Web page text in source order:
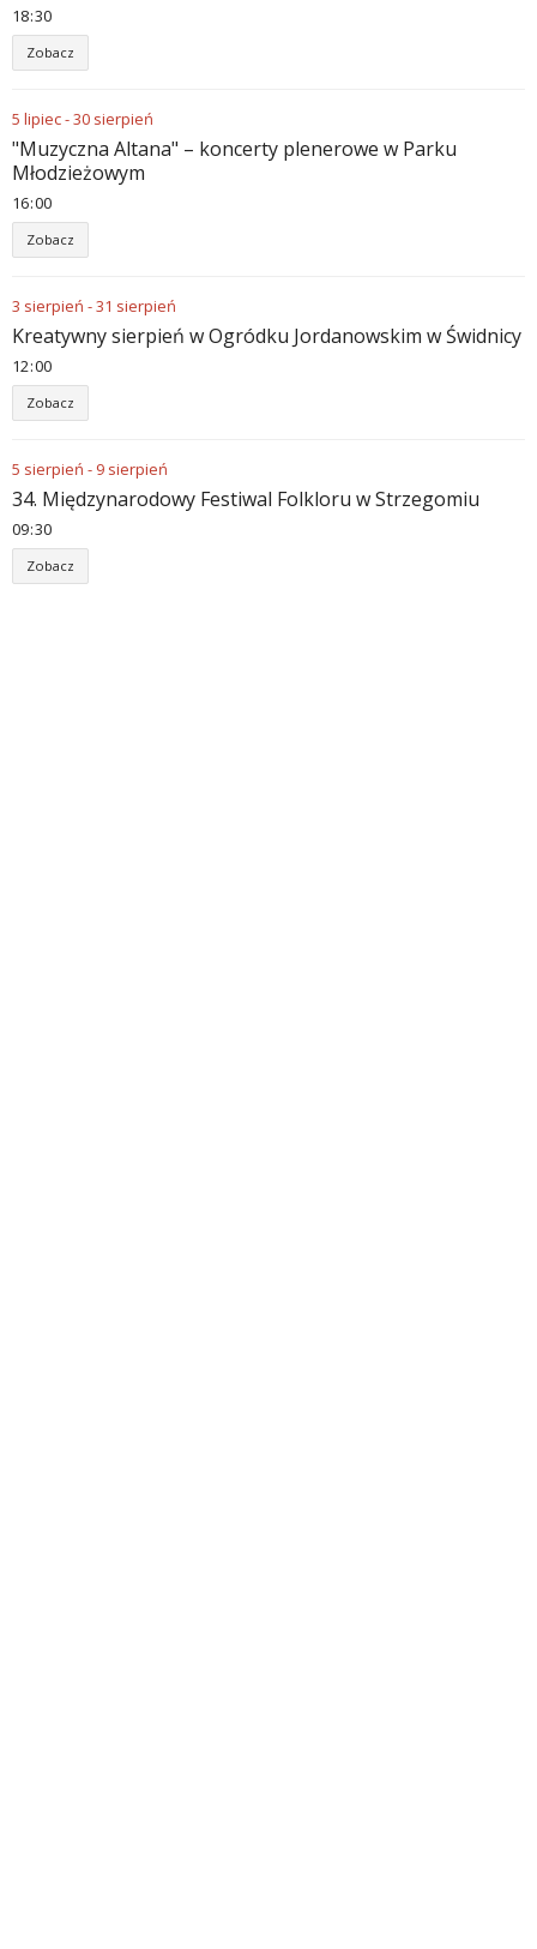
18:30
Zobacz
5 lipiec-30 sierpień
"Muzyczna Altana" – koncerty plenerowe w Parku
Młodzieżowym
16:00
Zobacz
3 sierpień -31 sierpień
Kreatywny sierpień w Ogródku Jordanowskim w Świdnicy
12:00
Zobacz
5 sierpień - 9 sierpień
34. Międzynarodowy Festiwal Folkloru w Strzegomiu
09:30
Zobacz